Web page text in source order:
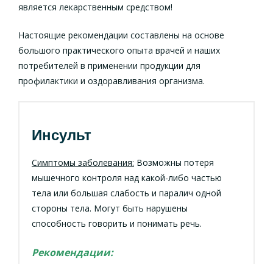
является лекарственным средством!
Настоящие рекомендации составлены на основе
большого практического опыта врачей и наших
потребителей в применении продукции для
профилактики и оздоравливания организма.
Инсульт
Симптомы заболевания: Возможны потеря
мышечного контроля над какой-либо частью
тела или большая слабость и паралич одной
стороны тела. Могут быть нарушены
способность говорить и понимать речь.
Рекомендации: